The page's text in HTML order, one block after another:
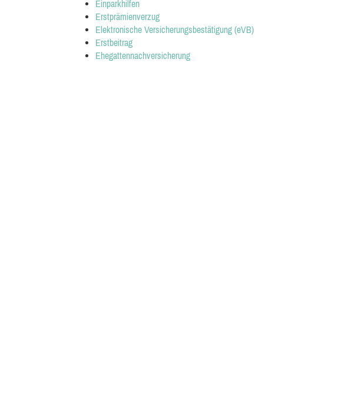
Einparkhilfen
Erstprämienverzug
Elektronische Versicherungsbestätigung (eVB)
Erstbeitrag
Ehegattennachversicherung